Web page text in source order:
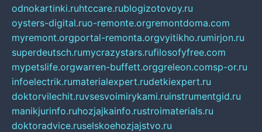
odnokartinki.ruhtccare.rublogizotovoy.ru
oysters-digital.ruo-remonte.orgremontdoma.com
myremont.orgportal-remonta.orgvyitikho.rumirjon.ru
superdeutsch.rumycrazystars.rufilosofyfree.com
mypetslife.orgwarren-buffett.orggreleon.comsp-or.ru
infoelectrik.rumaterialexpert.rudetkiexpert.ru
doktorvilechit.ruvsesvoimirykami.ruinstrumentgid.ru
manikjurinfo.ruhozjajkainfo.rustroimaterials.ru
doktoradvice.ruselskoehozjajstvo.ru